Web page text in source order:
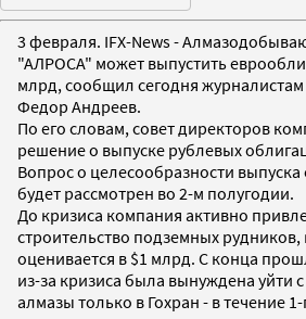
3 февраля. IFX-News -
"АЛРОСА" может выпустить
млрд, сообщил сегодня
Федор Андреев.
По его словам, совет директоров
решение о выпуске рублевых
Вопрос о целесообразности
будет рассмотрен во 2-м полугодии.
До кризиса компания активно
строительство подземных
оценивается в $1 млрд. С конца
из-за кризиса была вынуждена уйти
алмазы только в Гохран - в течение